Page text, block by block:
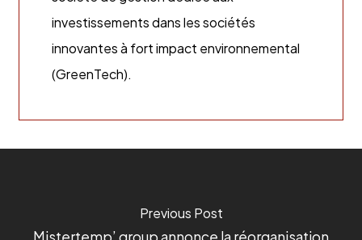
investissements dans les sociétés
innovantes à fort impact environnemental
(GreenTech).
Previous Post